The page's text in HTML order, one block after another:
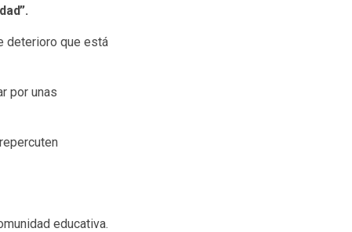
deterioro que está
por unas
educativa.